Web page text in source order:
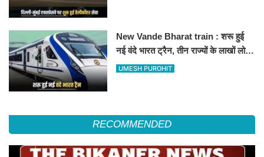
New Vande Bharat train : शरू हुई
नई वंदे भारत ट्रैन, तीन राज्यों के लाखों लोगों
का सफर होगा आसान, देखें पूरा रूटमैप
UMESH PUROHIT
RECOMMENDED